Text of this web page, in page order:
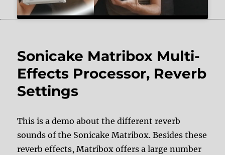
Sonicake Matribox Multi-
Effects Processor, Reverb
Settings
This is a demo about the different reverb
sounds of the Sonicake Matribox. Besides these
reverb effects, Matribox offers a large number